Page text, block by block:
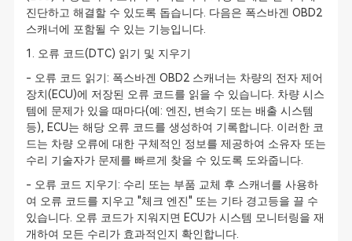
진단하고 해결할 수 있도록 돕습니다. 다음은 폭스바겐 OBD2
스캐너에 포함될 수 있는 기능입니다.
1. 오류 코드(DTC) 읽기 및 지우기
- 오류 코드 읽기: 폭스바겐 OBD2 스캐너는 차량의 전자 제어
장치(ECU)에 저장된 오류 코드를 읽을 수 있습니다. 차량 시스
템에 문제가 있을 때마다(예: 엔진, 변속기 또는 배출 시스템
등), ECU는 해당 오류 코드를 생성하여 기록합니다. 이러한 코
드는 차량 오류에 대한 구체적인 정보를 제공하여 소유자 또는
수리 기술자가 문제를 빠르게 찾을 수 있도록 도와줍니다.
- 오류 코드 지우기: 수리 또는 부품 교체 후 스캐너를 사용하
여 오류 코드를 지우고 "체크 엔진" 또는 기타 경고등을 끌 수
있습니다. 오류 코드가 지워지면 ECU가 시스템 모니터링을 재
개하여 모든 수리가 효과적인지 확인합니다.